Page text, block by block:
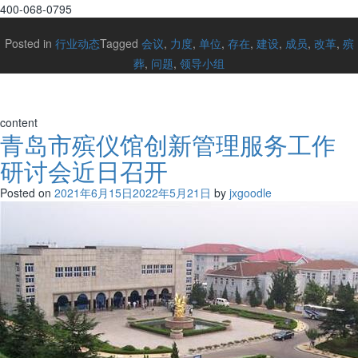
400-068-0795
Posted in 行业动态Tagged 会议, 力度, 单位, 存在, 建设, 成员, 改革, 殡
葬, 问题, 领导小组
content
青岛市殡仪馆创新管理服务工作
研讨会近日召开
Posted on 2021年6月15日2022年5月21日 by jxgoodle